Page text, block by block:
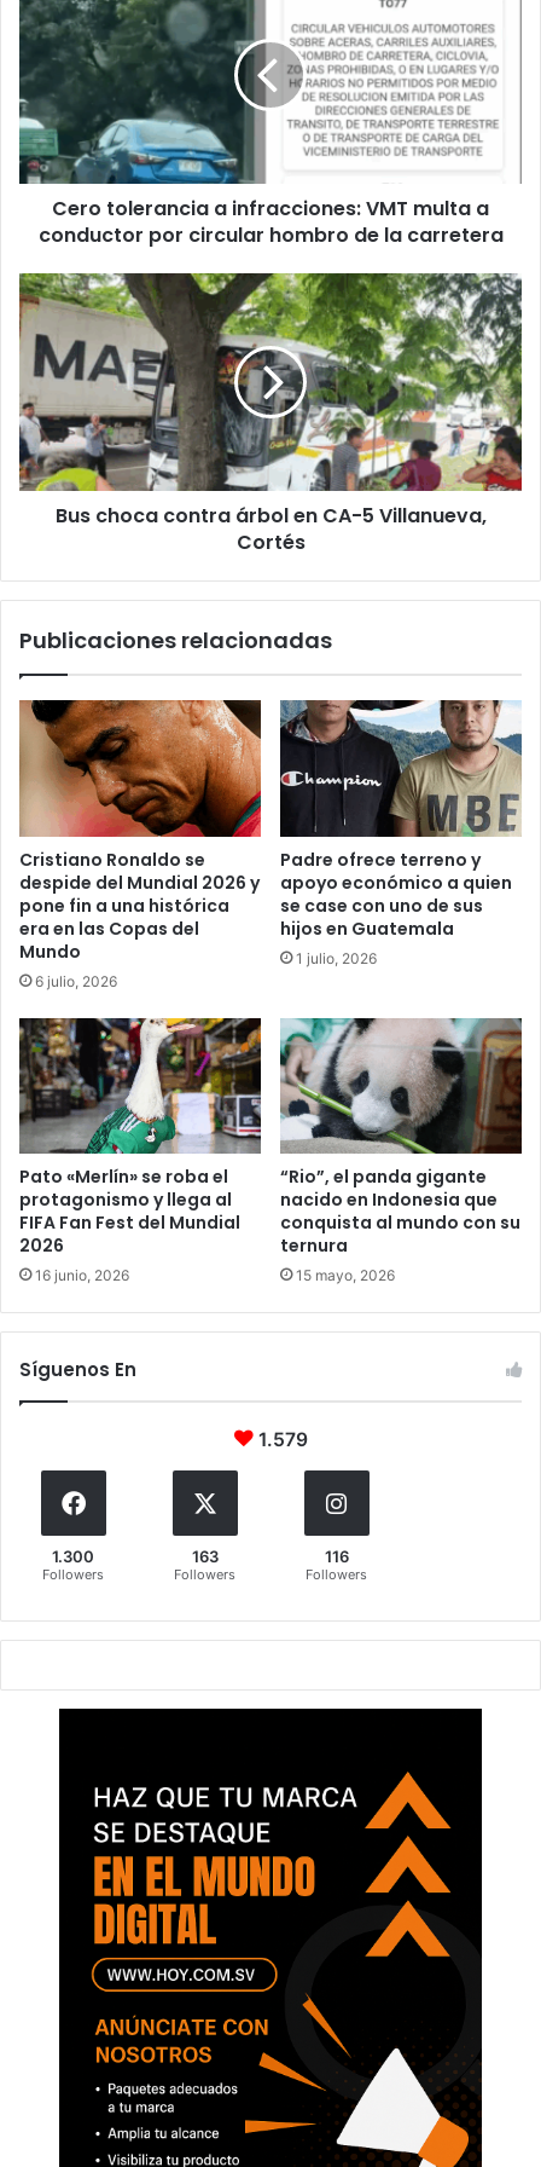
a
infracciones:
VMT
multa
a
conductor
por
circular
hombro
la
carretera
Cero tolerancia a infracciones: VMT multa a
conductor por circular hombro de la carretera
Bus
choca
contra
árbol
CA-
5
Villanueva,
Cortés
Bus choca contra árbol en CA-5 Villanueva,
Cortés
Publicaciones relacionadas
Cristiano Ronaldo se
despide del Mundial 2026 y
pone fin a una histórica
era en las Copas del
Mundo
6 julio, 2026
Padre ofrece terreno y
apoyo económico a quien
se case con uno de sus
hijos en Guatemala
1 julio, 2026
Pato «Merlín» se roba el
protagonismo y llega al
FIFA Fan Fest del Mundial
2026
16 junio, 2026
“Rio”, el panda gigante
nacido en Indonesia que
conquista al mundo con su
ternura
15 mayo, 2026
Síguenos En
1.579
1.300
Followers
163
Followers
116
Followers